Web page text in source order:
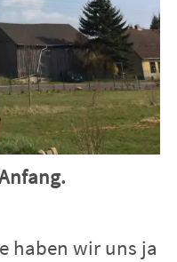
haben wir uns ja